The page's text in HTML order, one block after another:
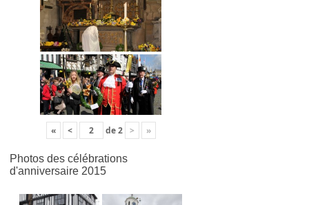
« < de2 > »
Photos des célébrations
d'anniversaire 2015